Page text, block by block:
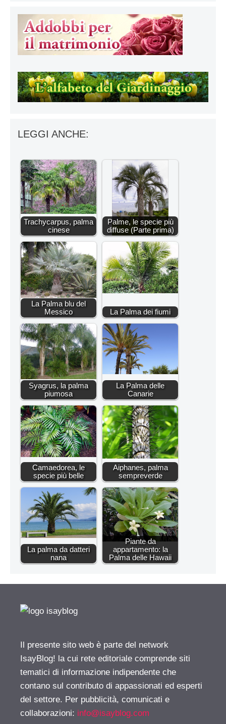
LEGGI ANCHE:
Trachycarpus, palma
cinese
Palme, le specie più
diffuse (Parte prima)
La Palma blu del
Messico
La Palma dei fiumi
Syagrus, la palma
piumosa
La Palma delle
Canarie
Camaedorea, le
specie più belle
Aiphanes, palma
sempreverde
La palma da datteri
nana
Piante da
appartamento: la
Palma delle Hawaii
Il presente sito web è parte del network
IsayBlog! la cui rete editoriale comprende siti
tematici di informazione indipendente che
contano sul contributo di appassionati ed esperti
del settore. Per pubblicità, comunicati e
collaborazioni: info@isayblog.com